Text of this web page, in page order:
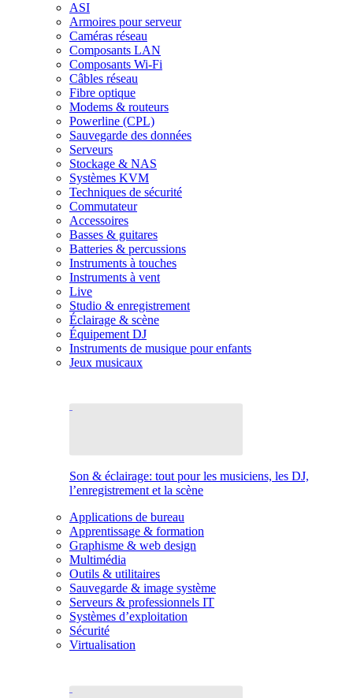
ASI
Armoires pour serveur
Caméras réseau
Composants LAN
Composants Wi-Fi
Câbles réseau
Fibre optique
Modems & routeurs
Powerline (CPL)
Sauvegarde des données
Serveurs
Stockage & NAS
Systèmes KVM
Techniques de sécurité
Commutateur
Accessoires
Basses & guitares
Batteries & percussions
Instruments à touches
Instruments à vent
Live
Studio & enregistrement
Éclairage & scène
Équipement DJ
Instruments de musique pour enfants
Jeux musicaux
Son & éclairage: tout pour les musiciens, les DJ,
l’enregistrement et la scène
Applications de bureau
Apprentissage & formation
Graphisme & web design
Multimédia
Outils & utilitaires
Sauvegarde & image système
Serveurs & professionnels IT
Systèmes d’exploitation
Sécurité
Virtualisation